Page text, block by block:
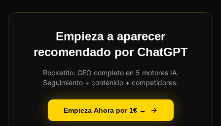
Empieza a aparecer
recomendado por ChatGPT
Rocketito: GEO completo en 5 motores IA.
Seguimiento + contenido + competidores.
Empieza Ahora por 1€ →